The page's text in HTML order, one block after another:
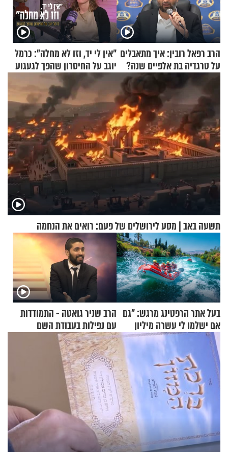
הרב רפאל רובין: איך מתאבלים
על טרגדיה בת אלפיים שנה?
"אין לי יד, וזו לא מחלה": כרמל
יוגב על החיסרון שהפך לגעגוע
תשעה באב | מסע לירושלים של פעם: רואים את הנחמה
בעל אתר הרפטינג מרגש: "גם
אם ישלמו לי עשרה מיליון
שקלים - לא אפתח בשבת"
הרב שניר גואטה - התמודדות
עם נפילות בעבודת השם